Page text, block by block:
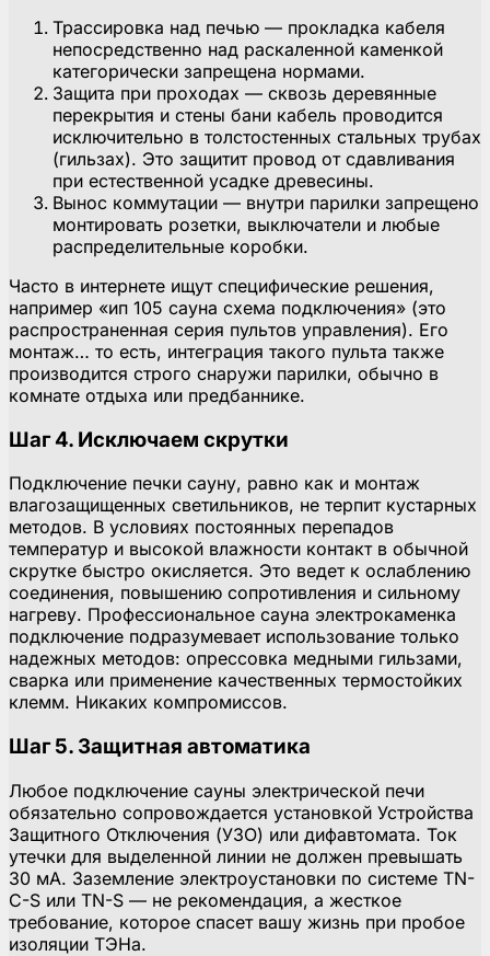
Трассировка над печью — прокладка кабеля
непосредственно над раскаленной каменкой
категорически запрещена нормами.
Защита при проходах — сквозь деревянные
перекрытия и стены бани кабель проводится
исключительно в толстостенных стальных трубах
(гильзах). Это защитит провод от сдавливания
при естественной усадке древесины.
Вынос коммутации — внутри парилки запрещено
монтировать розетки, выключатели и любые
распределительные коробки.
Часто в интернете ищут специфические решения,
например «ип 105 сауна схема подключения» (это
распространенная серия пультов управления). Его
монтаж… то есть, интеграция такого пульта также
производится строго снаружи парилки, обычно в
комнате отдыха или предбаннике.
Шаг 4. Исключаем скрутки
Подключение печки сауну, равно как и монтаж
влагозащищенных светильников, не терпит кустарных
методов. В условиях постоянных перепадов
температур и высокой влажности контакт в обычной
скрутке быстро окисляется. Это ведет к ослаблению
соединения, повышению сопротивления и сильному
нагреву. Профессиональное сауна электрокаменка
подключение подразумевает использование только
надежных методов: опрессовка медными гильзами,
сварка или применение качественных термостойких
клемм. Никаких компромиссов.
Шаг 5. Защитная автоматика
Любое подключение сауны электрической печи
обязательно сопровождается установкой Устройства
Защитного Отключения (УЗО) или дифавтомата. Ток
утечки для выделенной линии не должен превышать
30 мА. Заземление электроустановки по системе TN-
C-S или TN-S — не рекомендация, а жесткое
требование, которое спасет вашу жизнь при пробое
изоляции ТЭНа.